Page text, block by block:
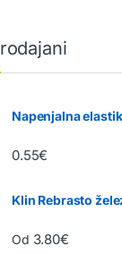
Napenjalna
0.55€
Klin Rebrasto
Od 3.80€